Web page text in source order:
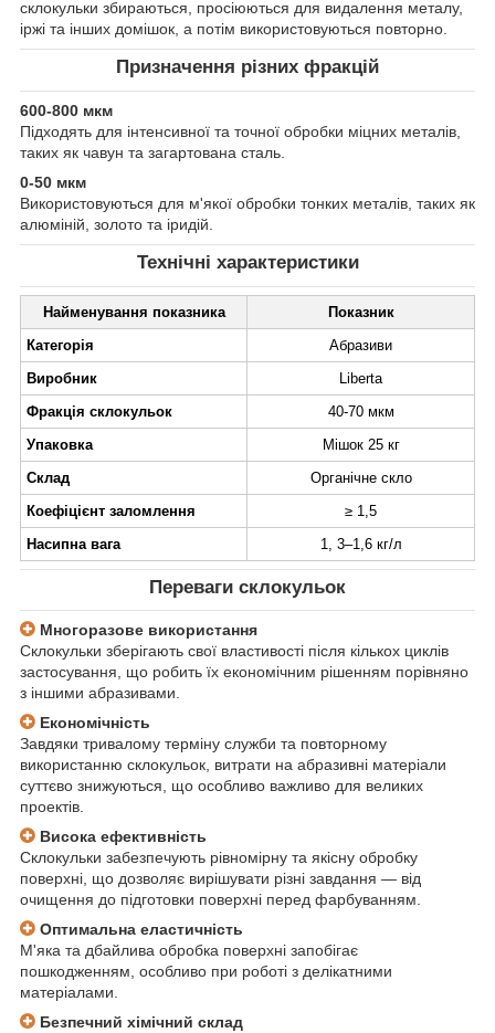
склокульки збираються, просіюються для видалення металу,
іржі та інших домішок, а потім використовуються повторно.
Призначення різних фракцій
600-800 мкм
Підходять для інтенсивної та точної обробки міцних металів,
таких як чавун та загартована сталь.
0-50 мкм
Використовуються для м'якої обробки тонких металів, таких як
алюміній, золото та іридій.
Технічні характеристики
Найменування показника
Показник
Категорія
Абразиви
Виробник
Liberta
Фракція склокульок
40-70 мкм
Упаковка
Мішок 25 кг
Склад
Органічне скло
Коефіцієнт заломлення
≥ 1,5
Насипна вага
1, 3–1,6 кг/л
Переваги склокульок
Многоразове використання
Склокульки зберігають свої властивості після кількох циклів
застосування, що робить їх економічним рішенням порівняно
з іншими абразивами.
Економічність
Завдяки тривалому терміну служби та повторному
використанню склокульок, витрати на абразивні матеріали
суттєво знижуються, що особливо важливо для великих
проектів.
Висока ефективність
Склокульки забезпечують рівномірну та якісну обробку
поверхні, що дозволяє вирішувати різні завдання — від
очищення до підготовки поверхні перед фарбуванням.
Оптимальна еластичність
М'яка та дбайлива обробка поверхні запобігає
пошкодженням, особливо при роботі з делікатними
матеріалами.
Безпечний хімічний склад